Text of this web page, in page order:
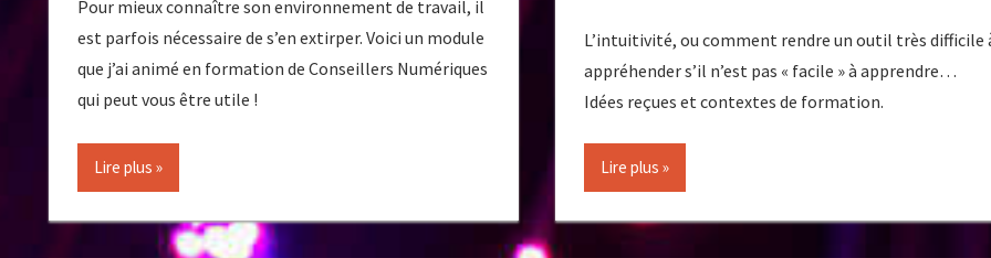
Pour mieux connaître son environnement de travail, il
est parfois nécessaire de s’en extirper. Voici un module
que j’ai animé en formation de Conseillers Numériques
qui peut vous être utile !
Lire plus
L’intuitivité, ou comment rendre un outil très difficile
appréhender s’il n’est pas « facile » à apprendre…
Idées reçues et contextes de formation.
Lire plus